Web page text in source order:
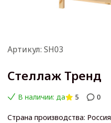
Артикул: SH03
Стеллаж Тренд
В наличии: да 5 0
Страна производства: Россия